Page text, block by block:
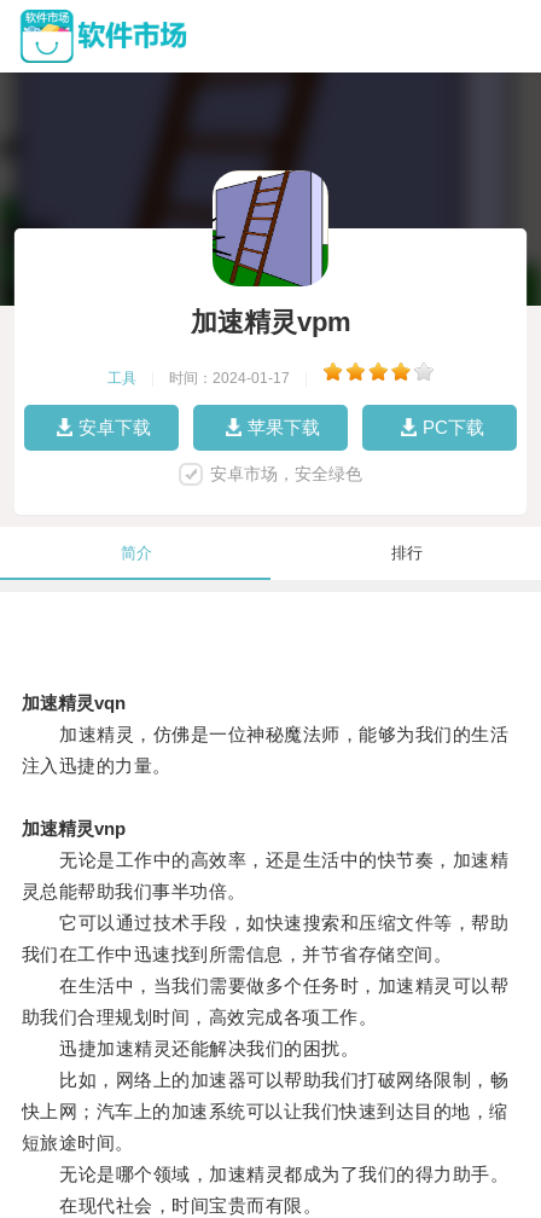
加速精灵vpm
工具 时间：2024-01-17
安卓下载 苹果下载 PC下载
安卓市场，安全绿色
简介 排行
加速精灵vqn
加速精灵，仿佛是一位神秘魔法师，能够为我们的生活
注入迅捷的力量。
加速精灵vnp
无论是工作中的高效率，还是生活中的快节奏，加速精
灵总能帮助我们事半功倍。
它可以通过技术手段，如快速搜索和压缩文件等，帮助
我们在工作中迅速找到所需信息，并节省存储空间。
在生活中，当我们需要做多个任务时，加速精灵可以帮
助我们合理规划时间，高效完成各项工作。
迅捷加速精灵还能解决我们的困扰。
比如，网络上的加速器可以帮助我们打破网络限制，畅
快上网；汽车上的加速系统可以让我们快速到达目的地，缩
短旅途时间。
无论是哪个领域，加速精灵都成为了我们的得力助手。
在现代社会，时间宝贵而有限。